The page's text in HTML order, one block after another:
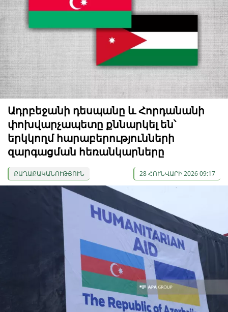
Ադրբեջանի դեսպանը և Հորդանանի
փոխվարչապետը քննարկել են՝
երկկողմ հարաբերությունների
զարգացման հեռանկարները
ՔԱՂԱՔԱԿԱՆՈՒԹՅՈՒՆ 28 ՀՈՒՆՎԱՐԻ 2026 09:17